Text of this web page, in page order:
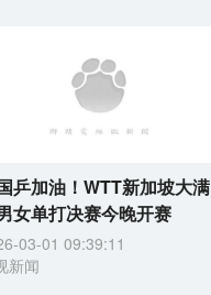
乒加油！WTT新加坡大满
女单打决赛今晚开赛
03-01 09:39:11
新闻